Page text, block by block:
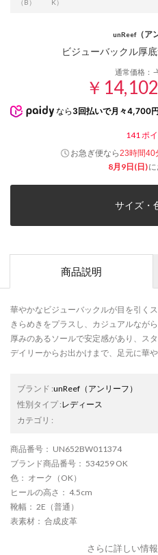
（B）
K）
unReef（ア
ビジューバックル厚
通常価格：
￥14,102
なら 3回払いで月々4,700
141 ポ
お急ぎ便なら23時間40
8月9日(日)
サイズ・
商品説明
華やかなビジューバックルが目を引くス
きらめきをプラスし、カジュアルなが
厚みのあるソールで安定感があり、ス
デイリーからお出かけまで、足元に華
ブランド :unReef （アンリーフ）
性別タイプ:レディース
カテゴリ :
商品番号 ： UN652BW011374
ブランド商品番号 ： 534259 OK
色 ： オーク（OK）
ヒールの高さ ： 4.5cm
靴幅 ： 2E（普通）
表素材 ： 合成皮革
さらに詳しい情